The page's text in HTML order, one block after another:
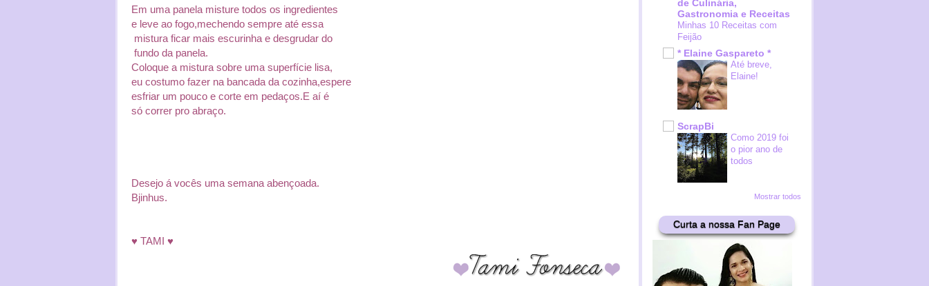
Em uma panela misture todos os ingredientes
e leve ao fogo,mechendo sempre até essa
mistura ficar mais escurinha e desgrudar do
fundo da panela.
Coloque a mistura sobre uma superfície lisa,
eu costumo fazer na bancada da cozinha,espere
esfriar um pouco e corte em pedaços.E aí é
só correr pro abraço.
Desejo á vocês uma semana abençoada.
Bjinhus.
♥ TAMI ♥
de Culinária,
Gastronomia e Receitas
Minhas 10 Receitas com
Feijão
* Elaine Gaspareto *
Até breve,
Elaine!
ScrapBi
Como 2019 foi
o pior ano de
todos
Mostrar todos
Curta a nossa Fan Page